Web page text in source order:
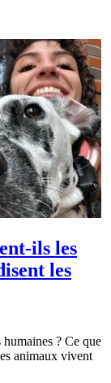
ils les
les
? Ce que
animaux vivent